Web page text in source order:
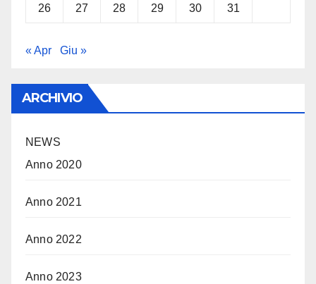
26 27 28 29 30 31
« Apr Giu »
ARCHIVIO
NEWS
Anno 2020
Anno 2021
Anno 2022
Anno 2023